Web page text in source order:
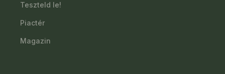
Teszteld le!
Piactér
Magazin